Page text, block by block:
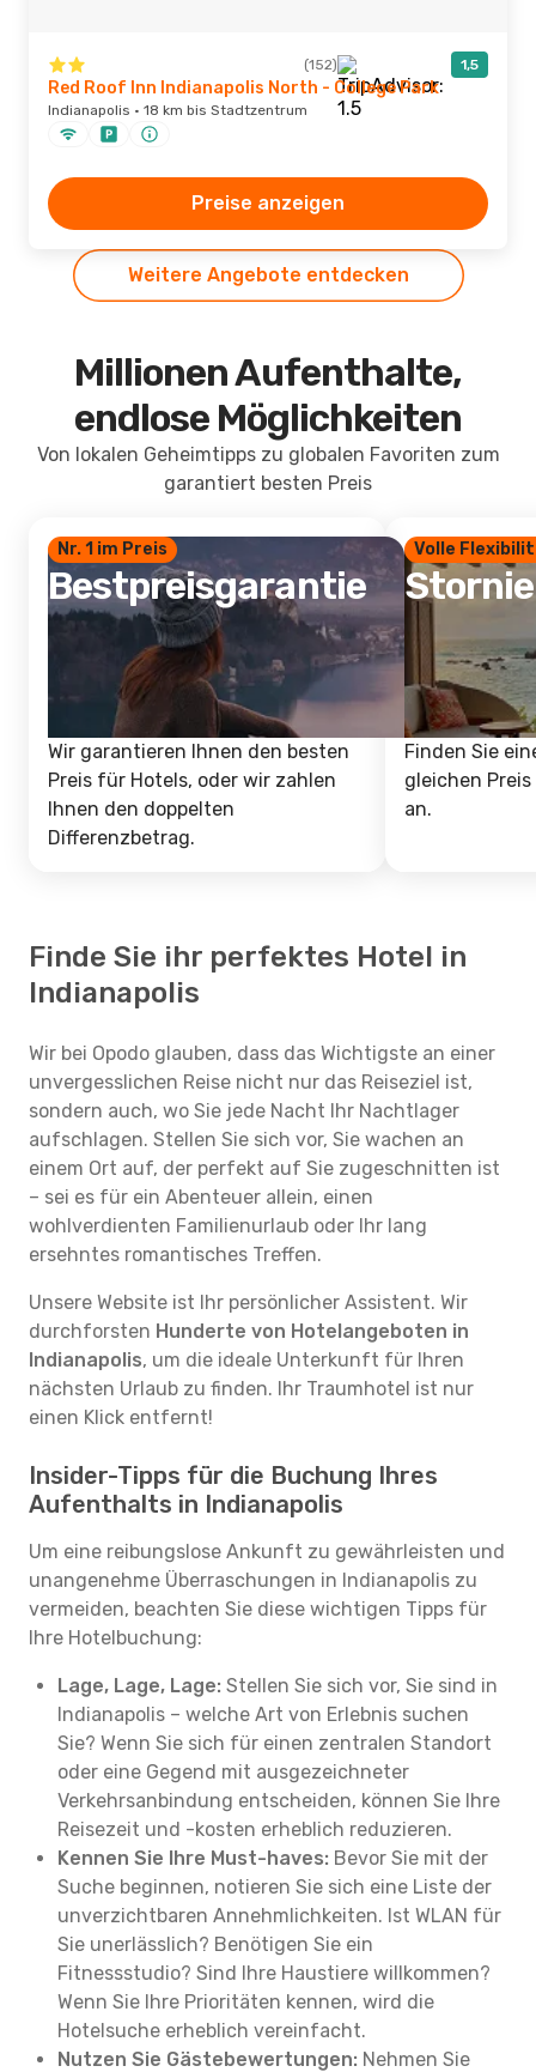
(152) 1,5
Red Roof Inn Indianapolis North - College Park
Indianapolis · 18 km bis Stadtzentrum
Preise anzeigen
Weitere Angebote entdecken
Millionen Aufenthalte,
endlose Möglichkeiten
Von lokalen Geheimtipps zu globalen Favoriten zum
garantiert besten Preis
Nr. 1 im Preis
Bestpreisgarantie
Wir garantieren Ihnen den besten
Preis für Hotels, oder wir zahlen
Ihnen den doppelten
Differenzbetrag.
Volle
Finden Sie
gleichen
an.
Finde Sie ihr perfektes Hotel in
Indianapolis
Wir bei Opodo glauben, dass das Wichtigste an einer
unvergesslichen Reise nicht nur das Reiseziel ist,
sondern auch, wo Sie jede Nacht Ihr Nachtlager
aufschlagen. Stellen Sie sich vor, Sie wachen an
einem Ort auf, der perfekt auf Sie zugeschnitten ist
– sei es für ein Abenteuer allein, einen
wohlverdienten Familienurlaub oder Ihr lang
ersehntes romantisches Treffen.
Unsere Website ist Ihr persönlicher Assistent. Wir
durchforsten Hunderte von Hotelangeboten in
Indianapolis, um die ideale Unterkunft für Ihren
nächsten Urlaub zu finden. Ihr Traumhotel ist nur
einen Klick entfernt!
Insider-Tipps für die Buchung Ihres
Aufenthalts in Indianapolis
Um eine reibungslose Ankunft zu gewährleisten und
unangenehme Überraschungen in Indianapolis zu
vermeiden, beachten Sie diese wichtigen Tipps für
Ihre Hotelbuchung:
Lage, Lage, Lage: Stellen Sie sich vor, Sie sind in
Indianapolis – welche Art von Erlebnis suchen
Sie? Wenn Sie sich für einen zentralen Standort
oder eine Gegend mit ausgezeichneter
Verkehrsanbindung entscheiden, können Sie Ihre
Reisezeit und -kosten erheblich reduzieren.
Kennen Sie Ihre Must-haves: Bevor Sie mit der
Suche beginnen, notieren Sie sich eine Liste der
unverzichtbaren Annehmlichkeiten. Ist WLAN für
Sie unerlässlich? Benötigen Sie ein
Fitnessstudio? Sind Ihre Haustiere willkommen?
Wenn Sie Ihre Prioritäten kennen, wird die
Hotelsuche erheblich vereinfacht.
Nutzen Sie Gästebewertungen: Nehmen Sie